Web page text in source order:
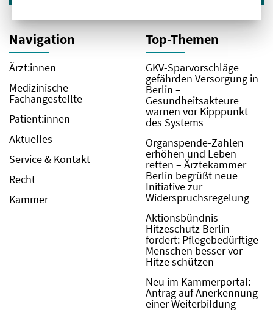
Navigation
Ärzt:innen
Medizinische
Fachangestellte
Patient:innen
Aktuelles
Service & Kontakt
Recht
Kammer
Top-Themen
GKV-Sparvorschläge
gefährden Versorgung in
Berlin –
Gesundheitsakteure
warnen vor Kipppunkt
des Systems
Organspende-Zahlen
erhöhen und Leben
retten – Ärztekammer
Berlin begrüßt neue
Initiative zur
Widerspruchsregelung
Aktionsbündnis
Hitzeschutz Berlin
fordert: Pflegebedürftige
Menschen besser vor
Hitze schützen
Neu im Kammerportal:
Antrag auf Anerkennung
einer Weiterbildung